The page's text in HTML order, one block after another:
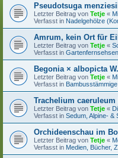
Pseudotsuga
Letzter Beitrag von Tetje «
Verfasst in Nadelgehölze
Amrum, kein Ort für
Letzter Beitrag von Tetje «
Verfasst in
Begonia × albopicta
Letzter Beitrag von Tetje «
Verfasst in
Trachelium
Letzter Beitrag von Tetje «
Verfasst in Sedum, Alpine- &
Orchideenschau im
Letzter Beitrag von Tetje «
Verfasst in Medien, Bücher,